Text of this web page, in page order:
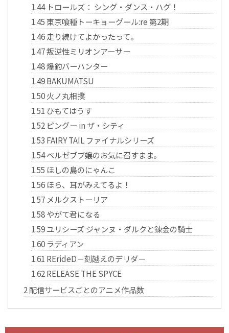
1.44トロールズ： シング・ダンス・ハグ！
1.45 東京喰種トーキョーグール:re 第2期
1.46走り続けてよかったって。
1.47叛逆性ミリオンアーサー
1.48爆釣バーハンター
1.49BAKUMATSU
1.50火ノ丸相撲
1.51 ひもてはうす
1.52 ピングー in ザ・シティ
1.53 FAIRY TAIL ファイナルシリーズ
1.54ベルゼブブ嬢のお気に召すまま。
1.55 ほしの島のにゃんこ
1.56 ほら、耳がみえてるよ！
1.57 メルクストーリア
1.58やがて君になる
1.59ユリシーズ ジャンヌ・ダルクと錬金の騎士
1.60 ラディアン
1.61 RErideD－刻越えのデリダ－
1.62RELEASE THE SPYCE
2配信サービスごとのアニメ作品数